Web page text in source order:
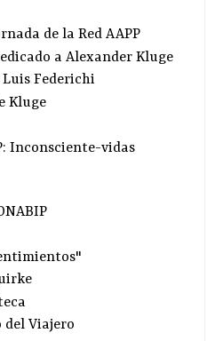
de la Red AAPP
a Alexander Kluge
Federichi
Kluge
Inconsciente-vidas
del Viajero